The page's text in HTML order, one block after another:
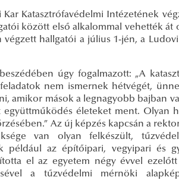
Katasztrófavédelmi Intézetének
között első alkalommal vehették át
hallgatói a július 1-jén, a
úgy fogalmazott: „A
nem ismernek hétvégét,
amikor mások a legnagyobb bajban
életeket ment. Olyan
Az új képzés kapcsán a
van olyan felkészült,
például az építőipari, vegyipari és
el az egyetem négy évvel
a tűzvédelmi mérnöki